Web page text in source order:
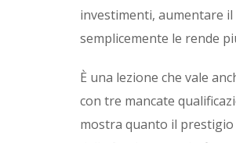
investimenti, aumentare
semplicemente le rende
È una lezione che vale
con tre mancate
mostra quanto il